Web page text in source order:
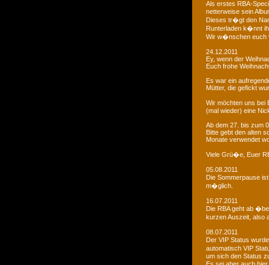
Als erstes RBA-
netterweise sein
Dieses tr�gt den
Runterladen k�nnt
Wir w�nschen
24.12.2011
Ey, wenn der
Euch frohe
Es war ein
Mütter, die gefickt
Wir möchten uns bei
(mal wieder) eine
Ab dem 27. bis zum
Bitte gebt den alten
Monate verwendet
Viele Grü�e, Euer
05.08.2011
Die Sommerpause
m�glich.
16.07.2011
Die RBA geht ab
kurzen Auszeit, also
08.07.2011
Der VIP Status
automatisch VIP
um sich den Status